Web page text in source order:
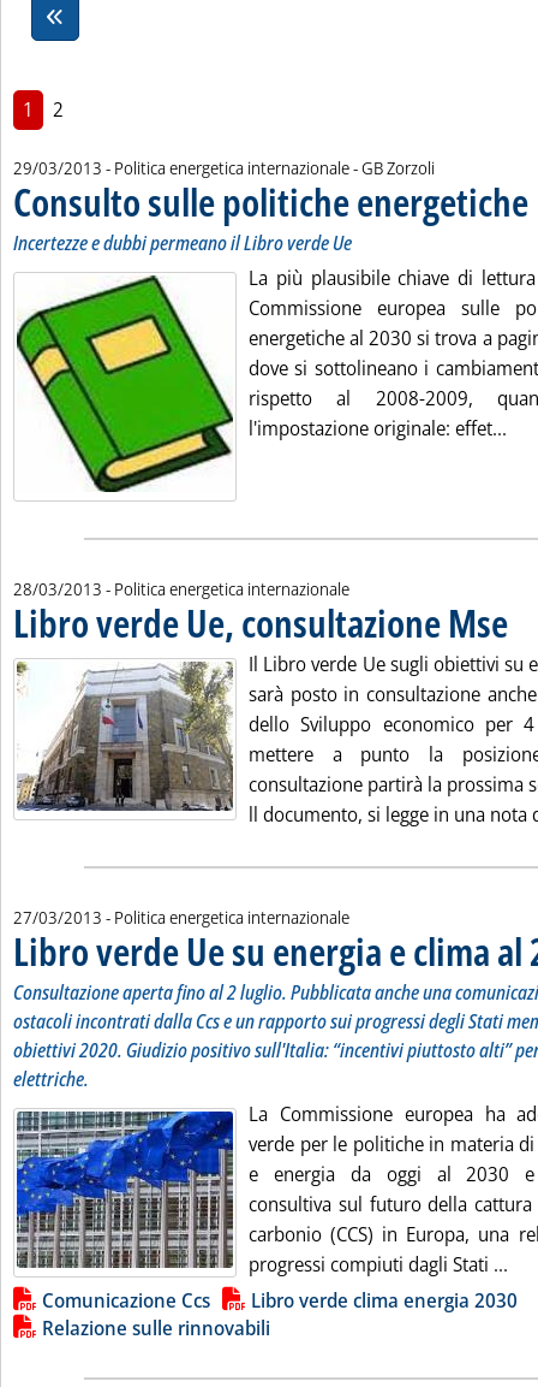
1 2
29/03/2013 - Politica energetica internazionale -di:
GB Zorzoli
Consulto sulle politiche energetiche
Incertezze e dubbi permeano il Libro verde Ue
La più plausibile chiave di
Commissione europea sulle
energetiche al 2030 si trova a
dove si sottolineano i
rispetto al 2008-2009,
l'impostazione originale: effet...
28/03/2013 - Politica energetica internazionale
Libro verde Ue, consultazione Mse
Il Libro verde Ue sugli obiettivi su
sarà posto in consultazione
dello Sviluppo economico per
mettere a punto la
consultazione partirà la prossima
ll documento, si legge in una nota
27/03/2013 - Politica energetica internazionale
Libro verde Ue su energia e clima al
Consultazione aperta fino al 2 luglio. Pubblicata anche una
ostacoli incontrati dalla Ccs e un rapporto sui progressi degli Stati
obiettivi 2020. Giudizio positivo sull'Italia: “incentivi piuttosto alti”
elettriche.
La Commissione europea ha
verde per le politiche in materia
e energia da oggi al 2030 e
consultiva sul futuro della
carbonio (CCS) in Europa, una
progressi compiuti dagli Stati ...
Lista allegati PDF alla notizia
Comunicazione Ccs
Libro verde clima energia 2030
Relazione sulle rinnovabili